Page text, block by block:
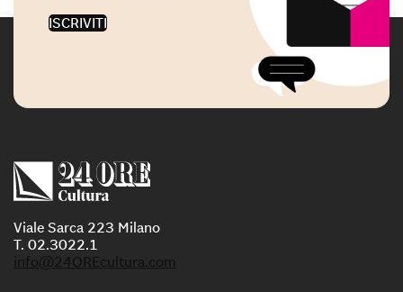
ISCRIVITI
Viale Sarca 223 Milano
T. 02.3022.1
info@24OREcultura.com